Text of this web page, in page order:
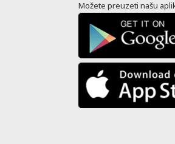
Možete preuzeti našu